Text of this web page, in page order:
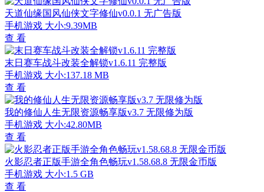
天道仙缘国风仙侠文字修仙v0.0.1 无广告版
手机游戏 大小:9.39MB
查 看
末日赛车战斗改装全解锁v1.6.11 完整版
手机游戏 大小:137.18 MB
查 看
我的修仙人生无限资源畅享版v3.7 无限修为版
手机游戏 大小:42.80MB
查 看
火影忍者正版手游全角色畅玩v1.58.68.8 无限金币版
手机游戏 大小:1.5 GB
查 看